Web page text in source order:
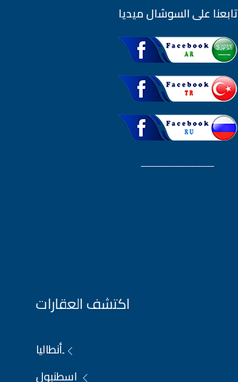
تابعنا على السوشال ميديا
ـــــــــــــــــــــــ
اكتشف العقارات
ِأنطاليا
اسطنبول